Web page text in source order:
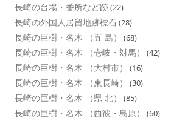
長崎の台場・番所など跡(22)
長崎の外国人居留地跡標石(28)
長崎の巨樹・名木 （五 島） (68)
長崎の巨樹・名木 （壱岐・対馬） (42)
長崎の巨樹・名木 （大村市） (16)
長崎の巨樹・名木 （東長崎） (30)
長崎の巨樹・名木 （県 北） (85)
長崎の巨樹・名木 （西彼・島原） (60)